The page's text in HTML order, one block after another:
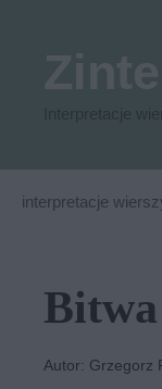
interpretacje
Autor: Grzegorz